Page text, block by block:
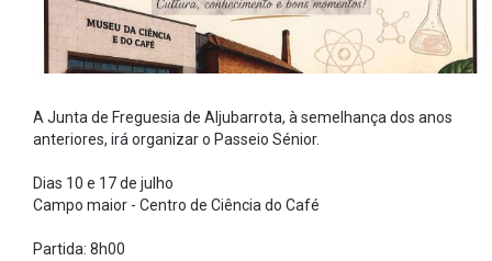
A Junta de Freguesia de Aljubarrota, à semelhança dos anos
anteriores, irá organizar o Passeio Sénior.
Dias 10 e 17 de julho
Campo maior - Centro de Ciência do Café
Partida: 8h00